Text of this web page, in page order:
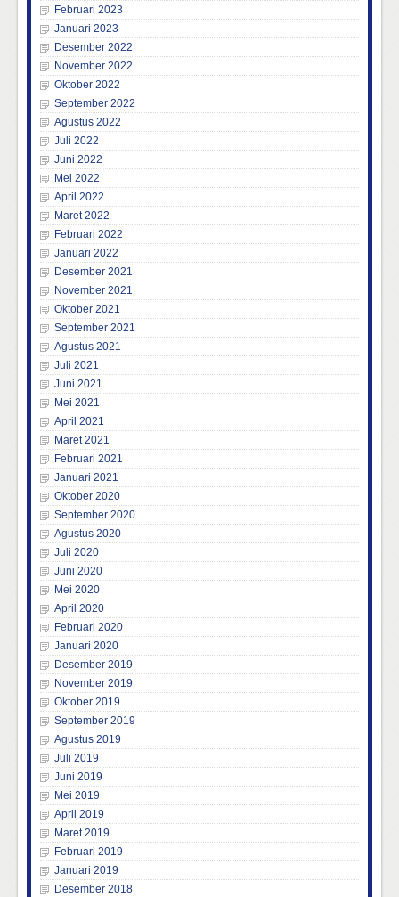
Februari 2023
Januari 2023
Desember 2022
November 2022
Oktober 2022
September 2022
Agustus 2022
Juli 2022
Juni 2022
Mei 2022
April 2022
Maret 2022
Februari 2022
Januari 2022
Desember 2021
November 2021
Oktober 2021
September 2021
Agustus 2021
Juli 2021
Juni 2021
Mei 2021
April 2021
Maret 2021
Februari 2021
Januari 2021
Oktober 2020
September 2020
Agustus 2020
Juli 2020
Juni 2020
Mei 2020
April 2020
Februari 2020
Januari 2020
Desember 2019
November 2019
Oktober 2019
September 2019
Agustus 2019
Juli 2019
Juni 2019
Mei 2019
April 2019
Maret 2019
Februari 2019
Januari 2019
Desember 2018